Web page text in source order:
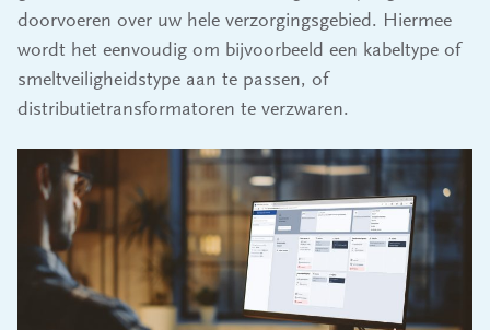
doorvoeren over uw hele verzorgingsgebied. Hiermee
wordt het eenvoudig om bijvoorbeeld een kabeltype of
smeltveiligheidstype aan te passen, of
distributietransformatoren te verzwaren.